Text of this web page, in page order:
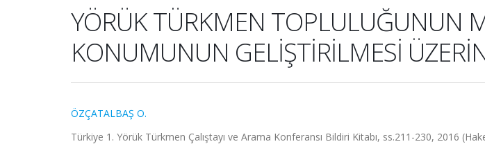
YÖRÜK TÜRKMEN TOPLULUĞUNUN
KONUMUNUN GELİŞTİRİLMESİ
ÖZÇATALBAŞ O.
Türkiye 1. Yörük Türkmen Çalıştayı ve Arama Konferansı Bildiri Kitabı, ss.211-230, 2016